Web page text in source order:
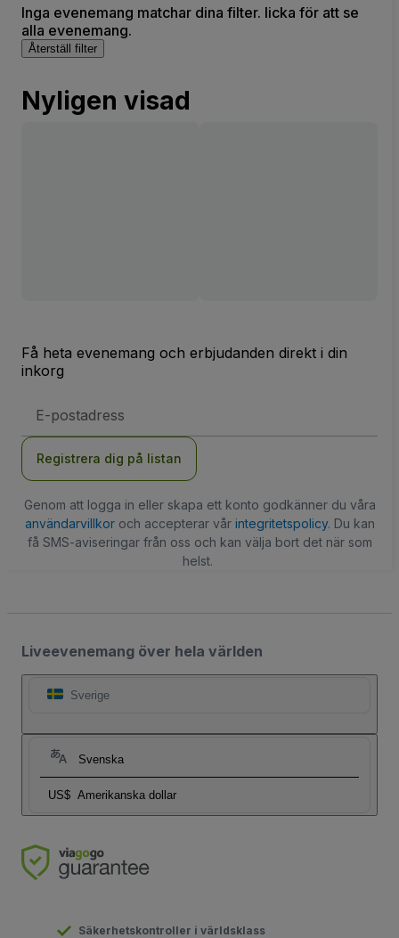
Inga evenemang matchar dina filter. licka för att se
alla evenemang.
Återställ filter
Nyligen visad
Få heta evenemang och erbjudanden direkt i din
inkorg
postadress
Registrera dig på listan
Genom att logga in eller skapa ett konto godkänner du våra
användarvillkoroch accepterar vår integritetspolicy. Du kan
få SMS-aviseringar från oss och kan välja bort det när som
helst.
Liveevenemang över hela världen
Sverige
Svenska
US$ Amerikanska dollar
Säkerhetskontroller i världsklass